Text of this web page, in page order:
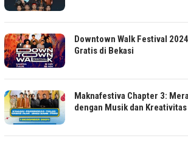
Downtown Walk Festival
Gratis di Bekasi
Maknafestiva Chapter 3:
dengan Musik dan Kreativitas